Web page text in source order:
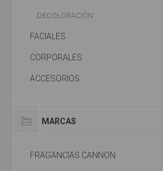
DECOLORACIÓN
FACIALES
CORPORALES
ACCESORIOS
MARCAS
FRAGANCIAS CANNON